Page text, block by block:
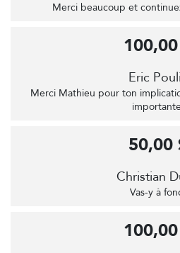
Merci beaucoup et
Eric
Merci Mathieu pour ton
Christian
Vas-y à
50,00